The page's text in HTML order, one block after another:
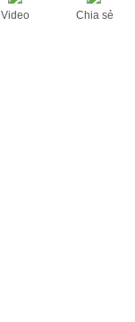
Video Chia sẻ